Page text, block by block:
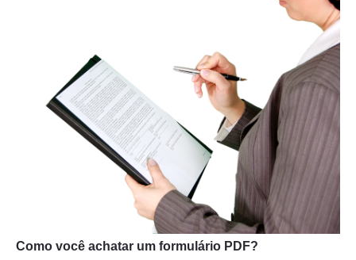
Como você achatar um formulário PDF?